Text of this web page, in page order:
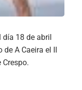
día 18 de abril
A Caeira el II